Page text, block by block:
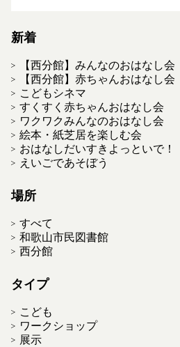
新着
【西分館】みんなのおはなし会
【西分館】赤ちゃんおはなし会
こどもシネマ
すくすく赤ちゃんおはなし会
ワクワクみんなのおはなし会
絵本・紙芝居を楽しむ会
おはなしだいすきよっといで！
えいごであそぼう
場所
すべて
和歌山市民図書館
西分館
タイプ
こども
ワークショップ
展示